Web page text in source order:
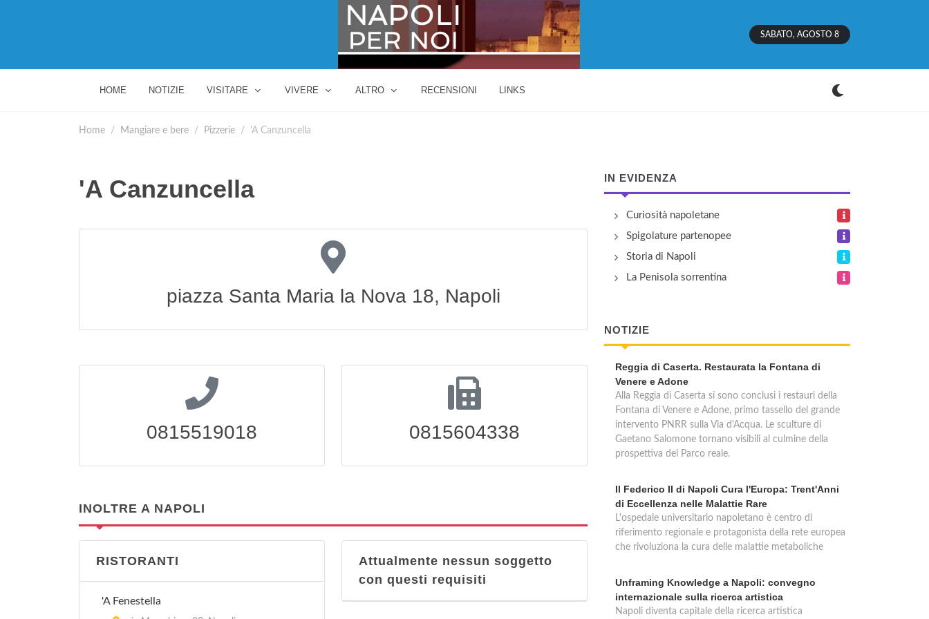
SABATO, AGOSTO 8
HOME NOTIZIE VISITARE VIVERE ALTRO RECENSIONI LINKS
Home Mangiare e bere Pizzerie 'A Canzuncella
'A Canzuncella
piazza Santa Maria la Nova 18, Napoli
0815519018 0815604338
INOLTRE A NAPOLI
RISTORANTI
'A Fenestella
Attualmente nessun soggetto
con questi requisiti
IN EVIDENZA
Curiosità napoletane
Spigolature partenopee
Storia di Napoli
La Penisola sorrentina
NOTIZIE
Reggia di Caserta. Restaurata la Fontana di
Venere e Adone
Alla Reggia di Caserta si sono conclusi i restauri della
Fontana di Venere e Adone, primo tassello del grande
intervento PNRR sulla Via d'Acqua. Le sculture di
Gaetano Salomone tornano visibili al culmine della
prospettiva del Parco reale.
Il Federico II di Napoli Cura l'Europa: Trent'Anni
di Eccellenza nelle Malattie Rare
L'ospedale universitario napoletano è centro di
riferimento regionale e protagonista della rete europea
che rivoluziona la cura delle malattie metaboliche
Unframing Knowledge a Napoli: convegno
internazionale sulla ricerca artistica
Napoli diventa capitale della ricerca artistica